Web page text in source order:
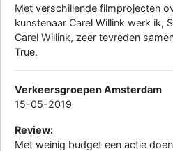
Met verschillende filmprojecten
kunstenaar Carel Willink werk ik,
Carel Willink, zeer tevreden
True.
Verkeersgroepen Amsterdam
15-05-2019
Review:
Met weinig budget een actie